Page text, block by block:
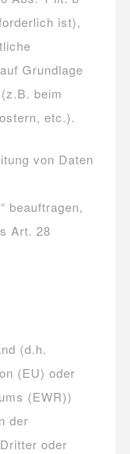
ist),
Grundlage
beim
etc.).
von Daten
beauftragen,
Art. 28
(d.h.
(EU) oder
(EWR))
der
oder